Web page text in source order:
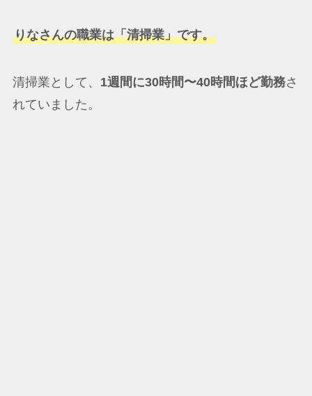
りなさんの職業は「清掃業」です。
清掃業として、 1週間に30時間〜40時間ほど勤務さ
れていました。